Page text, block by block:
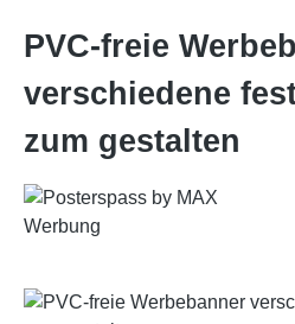
PVC-freie
verschiedene
zum gestalten
Bildergalerie überspringen